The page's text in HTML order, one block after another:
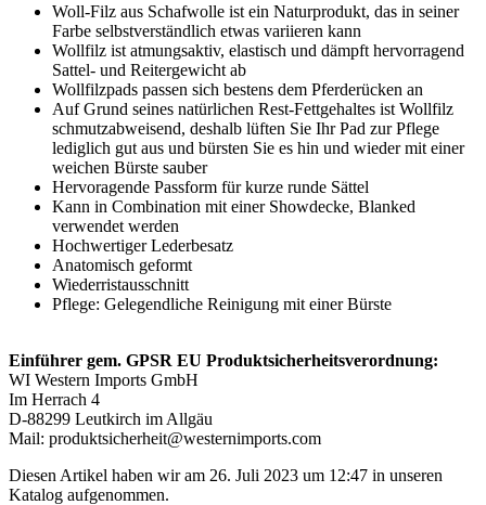
Woll-Filz aus Schafwolle ist ein Naturprodukt, das in seiner
Farbe selbstverständlich etwas variieren kann
Wollfilz ist atmungsaktiv, elastisch und dämpft hervorragend
Sattel- und Reitergewicht ab
Wollfilzpads passen sich bestens dem Pferderücken an
Auf Grund seines natürlichen Rest-Fettgehaltes ist Wollfilz
schmutzabweisend, deshalb lüften Sie Ihr Pad zur Pflege
lediglich gut aus und bürsten Sie es hin und wieder mit einer
weichen Bürste sauber
Hervoragende Passform für kurze runde Sättel
Kann in Combination mit einer Showdecke, Blanked
verwendet werden
Hochwertiger Lederbesatz
Anatomisch geformt
Wiederristausschnitt
Pflege: Gelegendliche Reinigung mit einer Bürste
Einführer gem. GPSR EU Produktsicherheitsverordnung:
WI Western Imports GmbH
Im Herrach 4
D-88299 Leutkirch im Allgäu
Mail: produktsicherheit@westernimports.com
Diesen Artikel haben wir am 26. Juli 2023 um 12:47 in unseren
Katalog aufgenommen.